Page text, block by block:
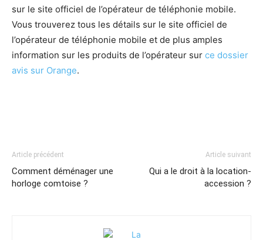
sur le site officiel de l’opérateur de téléphonie mobile.
Vous trouverez tous les détails sur le site officiel de
l’opérateur de téléphonie mobile et de plus amples
information sur les produits de l’opérateur sur ce dossier
avis sur Orange.
Article précédent
Comment déménager une
horloge comtoise ?
Article suivant
Qui a le droit à la location-
accession ?